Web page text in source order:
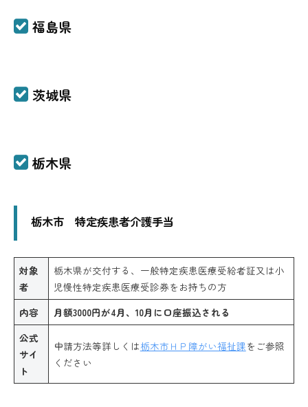
福島県
茨城県
栃木県
栃木市 特定疾患者介護手当
対象
者
栃木県が交付する、一般特定疾患医療受給者証又は小
児慢性特定疾患医療受診券をお持ちの方
内容
月額3000円が4月、10月に口座振込される
公式
サイ
ト
申請方法等詳しくは栃木市ＨＰ障がい福祉課をご参照
ください